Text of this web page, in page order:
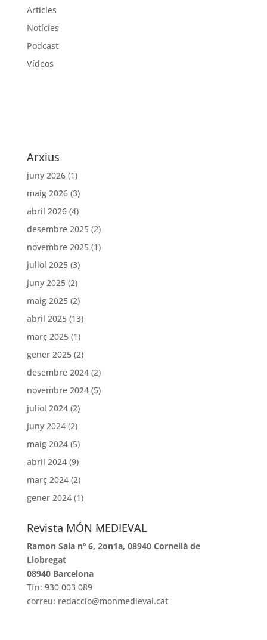
Articles
Notícies
Podcast
Vídeos
Arxius
juny 2026(1)
maig 2026(3)
abril 2026(4)
desembre 2025(2)
novembre 2025(1)
juliol 2025(3)
juny 2025(2)
maig 2025(2)
abril 2025(13)
març 2025(1)
gener 2025(2)
desembre 2024(2)
novembre 2024(5)
juliol 2024(2)
juny 2024(2)
maig 2024(5)
abril 2024(9)
març 2024(2)
gener 2024(1)
Revista MÓN MEDIEVAL
Ramon Sala nº 6, 2on1a, 08940 Cornellà de
Llobregat
08940 Barcelona
Tfn: 930 003 089
correu: redaccio@monmedieval.cat